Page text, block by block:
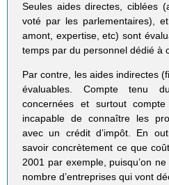
Seules aides directes, ciblées
voté par les parlementaires),
amont, expertise, etc) sont
temps par du personnel dédié à
Par contre, les aides indirectes
évaluables. Compte tenu
concernées et surtout
incapable de connaître les
avec un crédit d’impôt. En
savoir concrètement ce que
2001 par exemple, puisqu’on
nombre d’entreprises qui vont